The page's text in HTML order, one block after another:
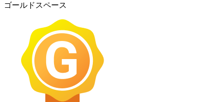
ゴールドスペース